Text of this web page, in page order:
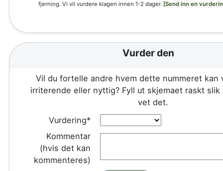
fjerning. Vi vil vurdere klagen innen 1-2 dager. [Send inn en
Vurder den
Vil du fortelle andre hvem dette nummeret kan
irriterende eller nyttig? Fyll ut skjemaet raskt slik
vet det.
Vurdering*
Kommentar
(hvis det kan
kommenteres)